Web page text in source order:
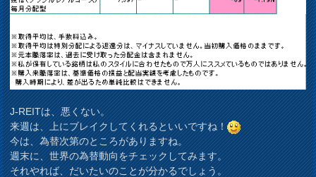
J-REITは、悪くない。
来週は、上にブレイクしてくれるといいですね！
今は、為替次第のところがありますね。
週末に、世界の為替動向をチェックしてみます。
それやれば、だいたいのことが分かるでしょう。